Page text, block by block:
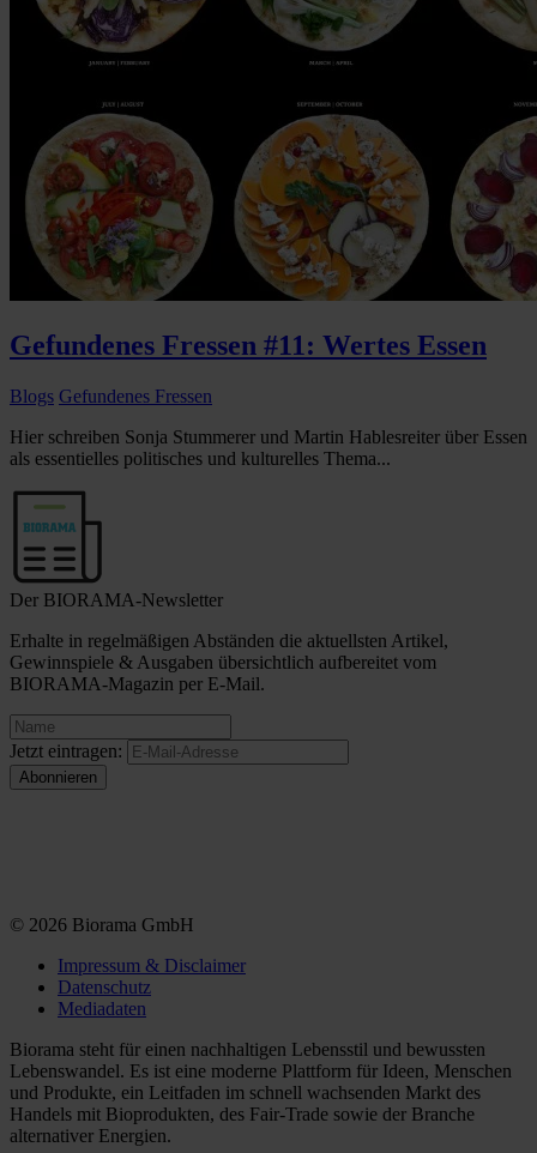
Gefundenes Fressen #11: Wertes Essen
Blogs Gefundenes Fressen
Hier schreiben Sonja Stummerer und Martin Hablesreiter über Essen
als essentielles politisches und kulturelles Thema...
Der BIORAMA-Newsletter
Erhalte in regelmäßigen Abständen die aktuellsten Artikel,
Gewinnspiele & Ausgaben übersichtlich aufbereitet vom
BIORAMA-Magazin per E-Mail.
Jetzt eintragen:
© 2026 Biorama GmbH
Impressum & Disclaimer
Datenschutz
Mediadaten
Biorama steht für einen nachhaltigen Lebensstil und bewussten
Lebenswandel. Es ist eine moderne Plattform für Ideen, Menschen
und Produkte, ein Leitfaden im schnell wachsenden Markt des
Handels mit Bioprodukten, des Fair-Trade sowie der Branche
alternativer Energien.